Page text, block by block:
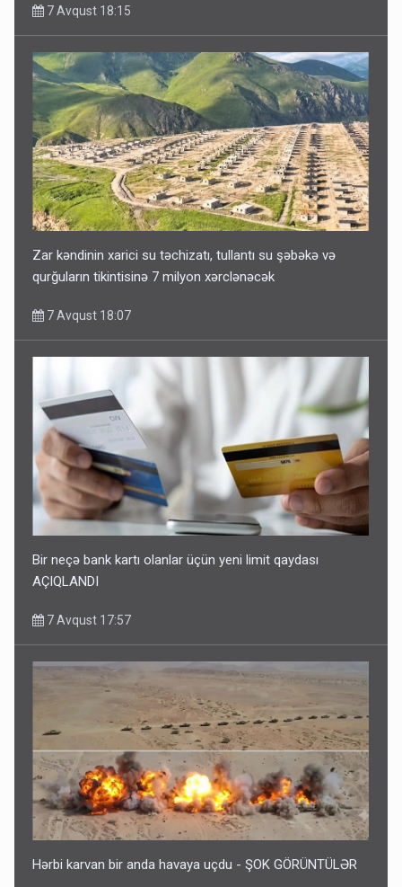
7 Avqust 18:15
Zar kəndinin xarici su təchizatı, tullantı su şəbəkə və
qurğuların tikintisinə 7 milyon xərclənəcək
7 Avqust 18:07
Bir neçə bank kartı olanlar üçün yeni limit qaydası
AÇIQLANDI
7 Avqust 17:57
Hərbi karvan bir anda havaya uçdu - ŞOK GÖRÜNTÜLƏR